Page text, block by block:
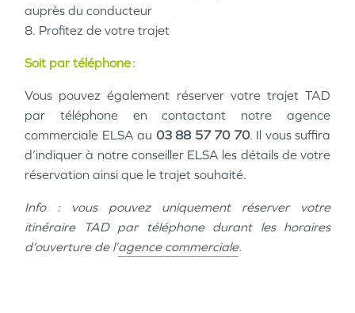
auprès du conducteur
8. Profitez de votre trajet
Soit par téléphone :
Vous pouvez également réserver votre trajet TAD
par téléphone en contactant notre agence
commerciale ELSA au 03 88 57 70 70. Il vous suffira
d’indiquer à notre conseiller ELSA les détails de votre
réservation ainsi que le trajet souhaité.
Info : vous pouvez uniquement réserver votre
itinéraire TAD par téléphone durant les horaires
d’ouverture de l’agence commerciale.